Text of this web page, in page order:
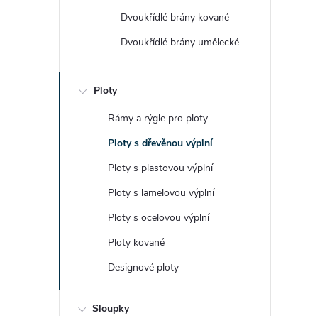
Dvoukřídlé brány kované
Dvoukřídlé brány umělecké
Ploty
Rámy a rýgle pro ploty
Ploty s dřevěnou výplní
Ploty s plastovou výplní
Ploty s lamelovou výplní
Ploty s ocelovou výplní
Ploty kované
Designové ploty
Sloupky